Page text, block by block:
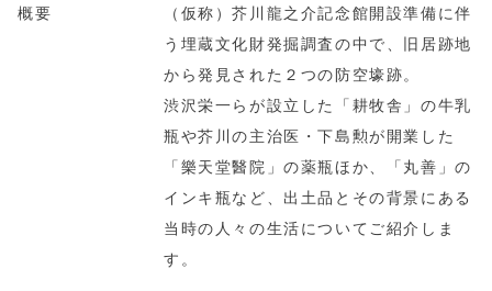
概要
（仮称）芥川龍之介記念館開設準備に伴
う埋蔵文化財発掘調査の中で、旧居跡地
から発見された２つの防空壕跡。
渋沢栄一らが設立した「耕牧舎」の牛乳
瓶や芥川の主治医・下島勲が開業した
「樂天堂醫院」の薬瓶ほか、「丸善」の
インキ瓶など、出土品とその背景にある
当時の人々の生活についてご紹介しま
す。